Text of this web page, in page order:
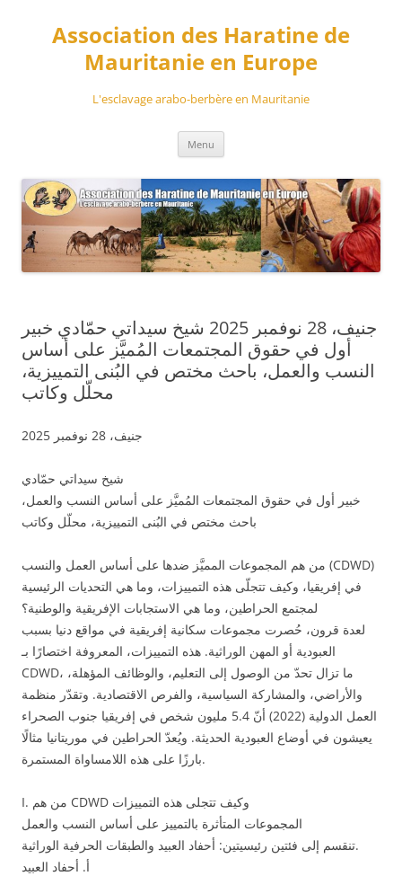
contenuAssociation des Haratine de
Mauritanie en Europe
L'esclavage arabo-berbère en Mauritanie
Menu
جنيف، 28 نوفمبر 2025 شيخ سيداتي حمّادي خبير
أول في حقوق المجتمعات المُميَّز على أساس
النسب والعمل، باحث مختص في البُنى التمييزية،
محلّل وكاتب
جنيف، 28 نوفمبر 2025
شيخ سيداتي حمّادي
خبير أول في حقوق المجتمعات المُميَّز على أساس النسب والعمل،
باحث مختص في البُنى التمييزية، محلّل وكاتب
من هم المجموعات المميَّز ضدها على أساس العمل والنسب (CDWD)
في إفريقيا، وكيف تتجلّى هذه التمييزات، وما هي التحديات الرئيسية
لمجتمع الحراطين، وما هي الاستجابات الإفريقية والوطنية؟
لعدة قرون، حُصرت مجموعات سكانية إفريقية في مواقع دنيا بسبب
العبودية أو المهن الوراثية. هذه التمييزات، المعروفة اختصارًا بـ
CDWD، ما تزال تحدّ من الوصول إلى التعليم، والوظائف المؤهلة،
والأراضي، والمشاركة السياسية، والفرص الاقتصادية. وتقدّر منظمة
العمل الدولية (2022) أنّ 5.4 مليون شخص في إفريقيا جنوب الصحراء
يعيشون في أوضاع العبودية الحديثة. ويُعدّ الحراطين في موريتانيا مثالًا
بارزًا على هذه اللامساواة المستمرة.
I. من هم CDWD وكيف تتجلى هذه التمييزات
المجموعات المتأثرة بالتمييز على أساس النسب والعمل
تنقسم إلى فئتين رئيسيتين: أحفاد العبيد والطبقات الحرفية الوراثية.
أ. أحفاد العبيد